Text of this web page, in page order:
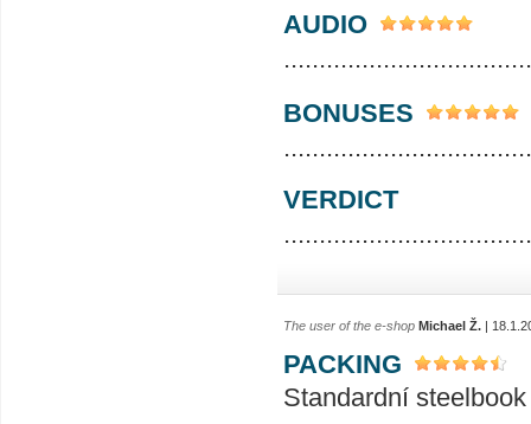
AUDIO
BONUSES
VERDICT
The user of the e-shop Michael Ž. |
PACKING
Standardní